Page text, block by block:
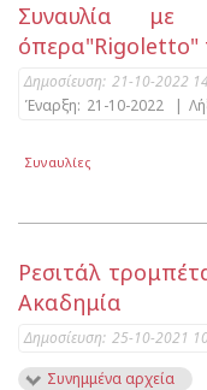
Συναυλία
όπερα"Rigoletto"
Δημοσίευση: 21-10-2022
Έναρξη: 21-10-2022 |
Συναυλίες
Ρεσιτάλ
Ακαδημία
Δημοσίευση: 25-10-2021
Συνημμένα αρχεία